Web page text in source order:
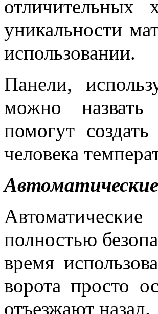
отличительных
уникальности
использовании.
Панели,
можно назвать
помогут
человека
полностью
время
ворота просто
отъезжают назад.